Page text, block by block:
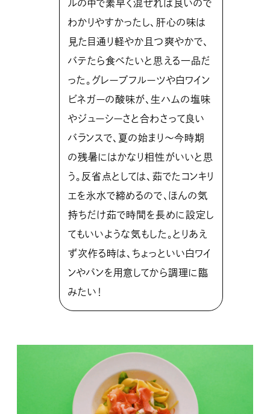
ルの中で素早く混ぜれば良いので
わかりやすかったし、肝心の味は
見た目通り軽やか且つ爽やかで、
バテたら食べたいと思える一品だ
った。グレープフルーツや白ワイン
ビネガーの酸味が、生ハムの塩味
やジューシーさと合わさって良い
バランスで、夏の始まり〜今時期
の残暑にはかなり相性がいいと思
う。反省点としては、茹でたコンキリ
エを氷水で締めるので、ほんの気
持ちだけ茹で時間を長めに設定し
てもいいような気もした。とりあえ
ず次作る時は、ちょっといい白ワイ
ンやパンを用意してから調理に臨
みたい！